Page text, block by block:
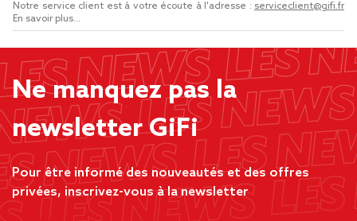
Notre service client est à votre écoute à l'adresse : serviceclient@gifi.fr
En savoir plus...
Ne manquez pas la
newsletter GiFi
Pour être informé des nouveautés et des offres
privées, inscrivez-vous à la newsletter